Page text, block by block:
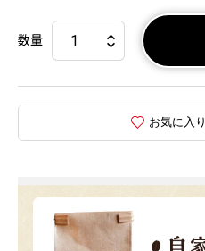
数量
お気に入り